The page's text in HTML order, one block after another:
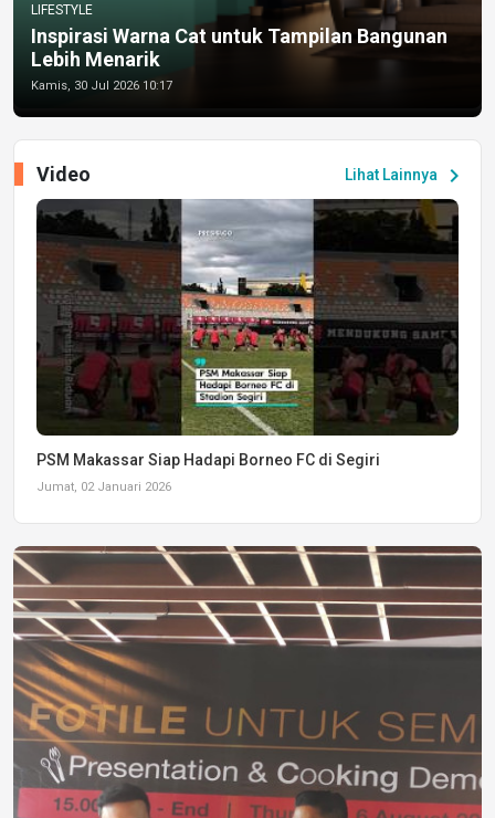
LIFESTYLE
Inspirasi Warna Cat untuk Tampilan Bangunan
Lebih Menarik
Kamis, 30 Jul 2026 10:17
Lihat Lainnya chevron_right
Video
PSM Makassar Siap Hadapi Borneo FC di Segiri
Jumat, 02 Januari 2026